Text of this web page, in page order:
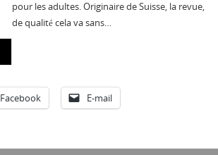
pour les adultes. Originaire de Suisse, la revue,
de qualité cela va sans…
Facebook E-mail